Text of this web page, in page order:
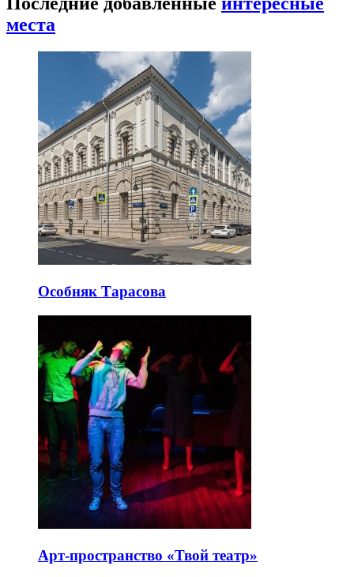
места
Особняк Тарасова
Арт-пространство «Твой театр»